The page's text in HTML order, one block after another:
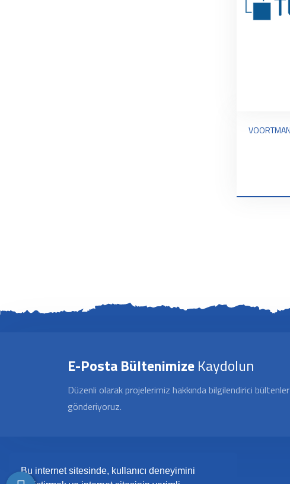
Bu internet sitesinde, kullanıcı deneyimini
E-Posta BültenimizeKaydolun
Düzenli olarak projelerimiz hakkında bilgilendirici bültenler
gönderiyoruz.